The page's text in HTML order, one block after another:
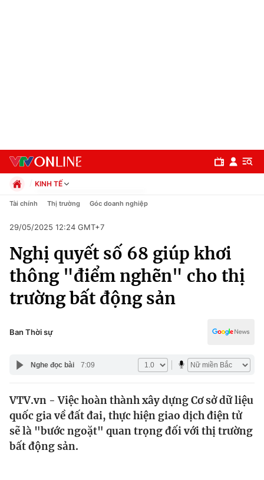
Chuyên mục
Chính trị
Xã hội
Pháp luật
Y tế
Thế giới
Tin tức
Thế giới đó đây
Kinh tế
KINH TẾ
Chính trị
Pháp luật
Kinh tế
Thể thao
Truyền hình
Văn hóa - Giải trí
Công nghệ
Tài chính Thị trường Góc doanh nghiệp
29/05/2025 12:24 GMT+7
Nghị quyết số 68 giúp khơi
thông "điểm nghẽn" cho thị
trường bất động sản
Ban Thời sự
Nghe đọc bài 7:09
VTV.vn - Việc hoàn thành xây dựng Cơ sở dữ liệu
quốc gia về đất đai, thực hiện giao dịch điện tử
sẽ là "bước ngoặt" quan trọng đối với thị trường
bất động sản.